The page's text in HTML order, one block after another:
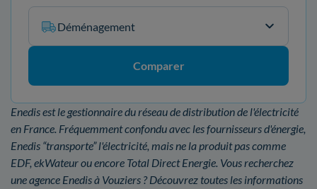
Déménagement
Comparer
Enedis est le gestionnaire du réseau de distribution de l'électricité
en France. Fréquemment confondu avec les fournisseurs d'énergie,
Enedis “transporte” l'électricité, mais ne la produit pas comme
EDF, ekWateur ou encore Total Direct Energie. Vous recherchez
une agence Enedis à Vouziers ? Découvrez toutes les informations